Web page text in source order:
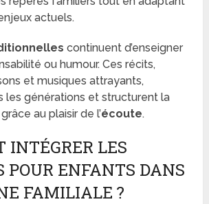
actuels.
continuent d’enseigner
ou humour. Ces récits,
et musiques attrayants,
les générations et structurent la
au plaisir de l’écoute.
INTÉGRER LES
POUR ENFANTS DANS
FAMILIALE ?